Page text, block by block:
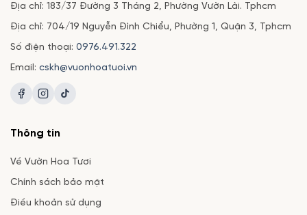
Địa chỉ: 183/37 Đường 3 Tháng 2, Phường Vườn Lài. Tphcm
Địa chỉ: 704/19 Nguyễn Đình Chiểu, Phường 1, Quận 3, Tphcm
Số điện thoại: 0976.491.322
Email: cskh@vuonhoatuoi.vn
Thông tin
Về Vườn Hoa Tươi
Chính sách bảo mật
Điều khoản sử dụng